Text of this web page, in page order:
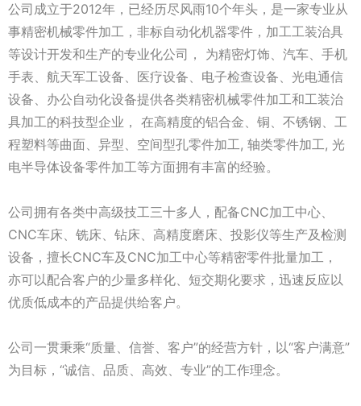
公司成立于2012年，已经历尽风雨10个年头，是一家专业从
事精密机械零件加工，非标自动化机器零件，加工工装治具
等设计开发和生产的专业化公司， 为精密灯饰、汽车、手机
手表、航天军工设备、医疗设备、电子检查设备、光电通信
设备、办公自动化设备提供各类精密机械零件加工和工装治
具加工的科技型企业， 在高精度的铝合金、铜、不锈钢、工
程塑料等曲面、异型、空间型孔零件加工, 轴类零件加工, 光
电半导体设备零件加工等方面拥有丰富的经验。
公司拥有各类中高级技工三十多人，配备CNC加工中心、
CNC车床、铣床、钻床、高精度磨床、投影仪等生产及检测
设备，擅长CNC车及CNC加工中心等精密零件批量加工，
亦可以配合客户的少量多样化、短交期化要求，迅速反应以
优质低成本的产品提供给客户。
公司一贯秉乘“质量、信誉、客户”的经营方针，以“客户满意”
为目标，“诚信、品质、高效、专业”的工作理念。